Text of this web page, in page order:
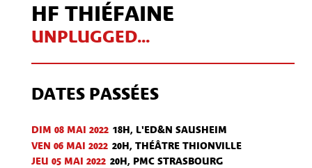
HF THIÉFAINE
UNPLUGGED...
DATES PASSÉES
DIM 08 MAI 2022 18H, L'ED&N SAUSHEIM
VEN 06 MAI 2022 20H, THÉÂTRE THIONVILLE
JEU 05 MAI 2022 20H, PMC STRASBOURG